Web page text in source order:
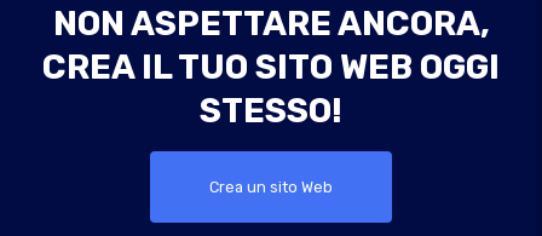
NON ASPETTARE ANCORA,
CREA IL TUO SITO WEB OGGI
STESSO!
Crea un sito Web